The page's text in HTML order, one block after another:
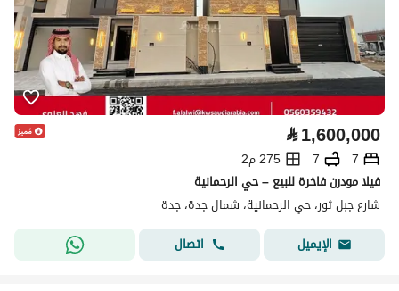
⃁1,600,000
7
7
275 م2
فيلا مودرن فاخرة للبيع – حي الرحمانية
شارع جبل ثور، حي الرحمانية، شمال جدة، جدة
الإيميل
اتصال